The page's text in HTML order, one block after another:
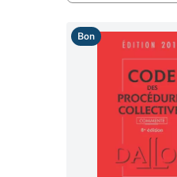
Bon